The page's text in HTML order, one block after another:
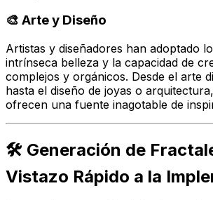
🎨 Arte y Diseño
Artistas y diseñadores han adoptado
intrínseca belleza y la capacidad de
complejos y orgánicos. Desde el arte
hasta el diseño de joyas o
ofrecen una fuente inagotable de
🛠️ Generación de
Vistazo Rápido a la